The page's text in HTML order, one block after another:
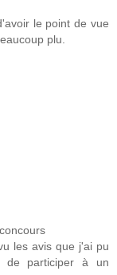
le point de vue
plu.
les avis que j'ai pu
de participer à un